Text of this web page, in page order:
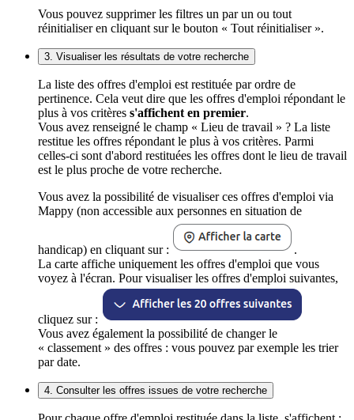
Vous pouvez supprimer les filtres un par un ou tout
réinitialiser en cliquant sur le bouton « Tout réinitialiser ».
3. Visualiser les résultats de votre recherche
La liste des offres d'emploi est restituée par ordre de
pertinence. Cela veut dire que les offres d'emploi répondant le
plus à vos critères s'affichent en premier.
Vous avez renseigné le champ « Lieu de travail » ? La liste
restitue les offres répondant le plus à vos critères. Parmi
celles-ci sont d'abord restituées les offres dont le lieu de travail
est le plus proche de votre recherche.
Vous avez la possibilité de visualiser ces offres d'emploi via
Mappy (non accessible aux personnes en situation de
handicap) en cliquant sur :
.
La carte affiche uniquement les offres d'emploi que vous
voyez à l'écran. Pour visualiser les offres d'emploi suivantes,
cliquez sur :
Vous avez également la possibilité de changer le
« classement » des offres : vous pouvez par exemple les trier
par date.
4. Consulter les offres issues de votre recherche